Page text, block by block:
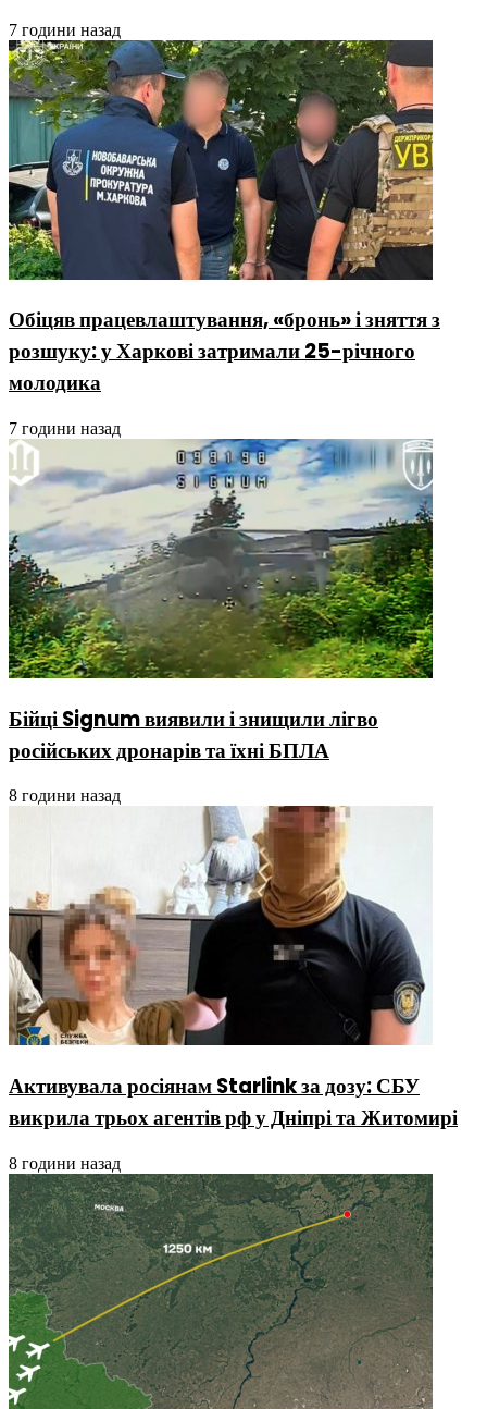
7 години назад
Обіцяв працевлаштування, «бронь» і зняття з
розшуку: у Харкові затримали 25-річного
молодика
7 години назад
Бійці Signum виявили і знищили лігво
російських дронарів та їхні БПЛА
8 години назад
Активувала росіянам Starlink за дозу: СБУ
викрила трьох агентів рф у Дніпрі та Житомирі
8 години назад